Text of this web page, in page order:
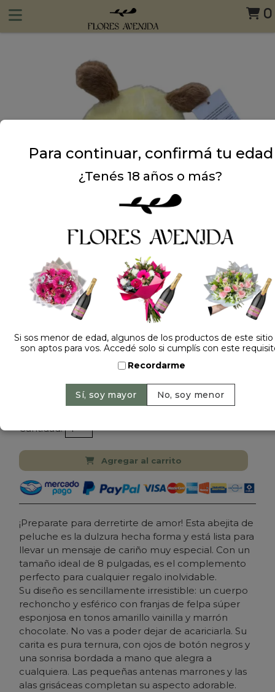
0
Dejá tu opinión
PELUHE ANIMAL ABEJITA 861605
Precio: $ 16.900-
Cantidad:
Agregar al carrito
¡Preparate para derretirte de amor! Esta abejita de
peluche es la dulzura hecha forma y está lista para
llevar un mensaje de cariño muy especial. Con un
tamaño ideal de 8 pulgadas, es el complemento
perfecto para cualquier regalo inolvidable.
Su diseño es sencillamente irresistible: un cuerpo
rechoncho y esférico con franjas de felpa súper
esponjosa en tonos amarillo vainilla y marrón
chocolate. No vas a poder dejar de acariciarla. Su
carita es pura ternura, con ojos de botón negros y
una sonrisa bordada a mano que alegra a
cualquiera. Las pequeñas antenas marrones y las
alas grisáceas completan su aspecto adorable.
Para continuar, confirmá tu edad
¿Tenés 18 años o más?
Si sos menor de edad, algunos de los productos de este
son aptos para vos. Accedé solo si cumplís con este
Recordarme